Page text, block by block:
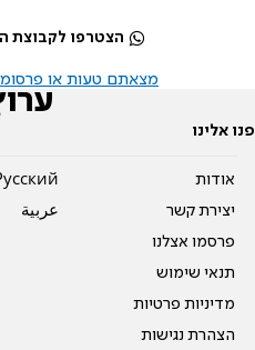
הצטרפו לקבוצת
מצאתם טעות או
פנו אלינו
אודות
יצירת קשר
פרסמו אצלנו
תנאי שימוש
מדיניות פרטיות
הצהרת נגישות
عربية